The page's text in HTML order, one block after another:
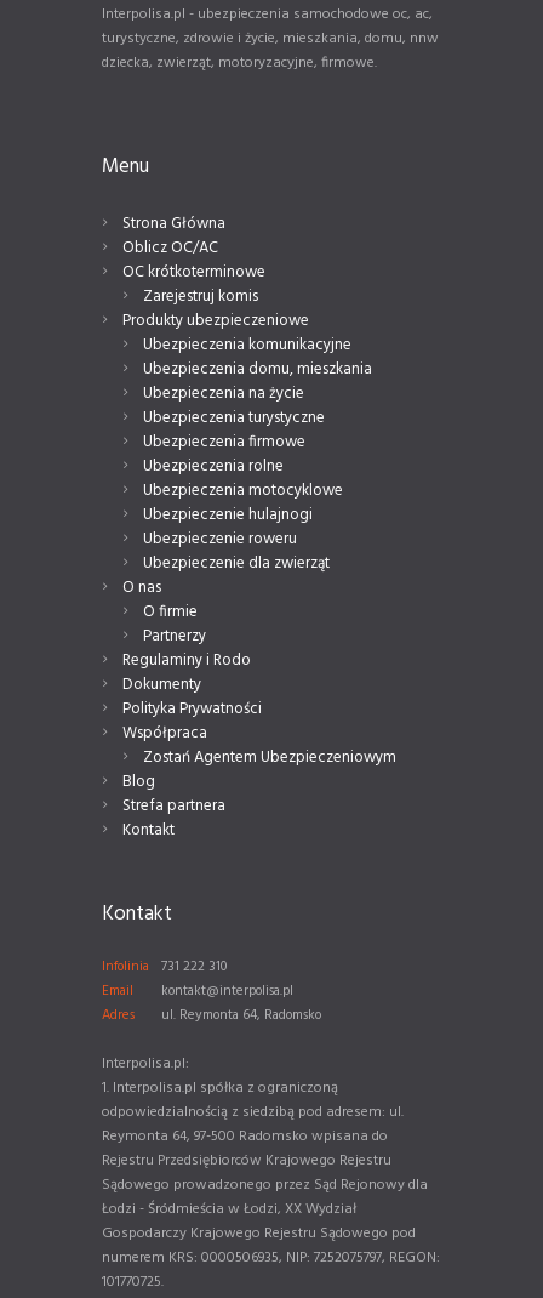
Interpolisa.pl - ubezpieczenia samochodowe oc, ac,
turystyczne, zdrowie i życie, mieszkania, domu, nnw
dziecka, zwierząt, motoryzacyjne, firmowe.
Menu
Strona Główna
Oblicz OC/AC
OC krótkoterminowe
Zarejestruj komis
Produkty ubezpieczeniowe
Ubezpieczenia komunikacyjne
Ubezpieczenia domu, mieszkania
Ubezpieczenia na życie
Ubezpieczenia turystyczne
Ubezpieczenia firmowe
Ubezpieczenia rolne
Ubezpieczenia motocyklowe
Ubezpieczenie hulajnogi
Ubezpieczenie roweru
Ubezpieczenie dla zwierząt
O nas
O firmie
Partnerzy
Regulaminy i Rodo
Dokumenty
Polityka Prywatności
Współpraca
Zostań Agentem Ubezpieczeniowym
Blog
Strefa partnera
Kontakt
Kontakt
Infolinia
731 222 310
Email
kontakt@interpolisa.pl
Adres
ul. Reymonta 64, Radomsko
Interpolisa.pl:
1. Interpolisa.pl spółka z ograniczoną
odpowiedzialnością z siedzibą pod adresem: ul.
Reymonta 64, 97-500 Radomsko wpisana do
Rejestru Przedsiębiorców Krajowego Rejestru
Sądowego prowadzonego przez Sąd Rejonowy dla
Łodzi - Śródmieścia w Łodzi, XX Wydział
Gospodarczy Krajowego Rejestru Sądowego pod
numerem KRS: 0000506935, NIP: 7252075797, REGON:
101770725.